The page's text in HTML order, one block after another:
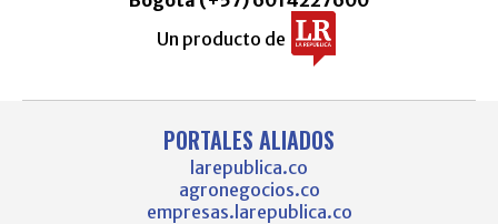
Un producto de
PORTALES ALIADOS
larepublica.co
agronegocios.co
empresas.larepublica.co